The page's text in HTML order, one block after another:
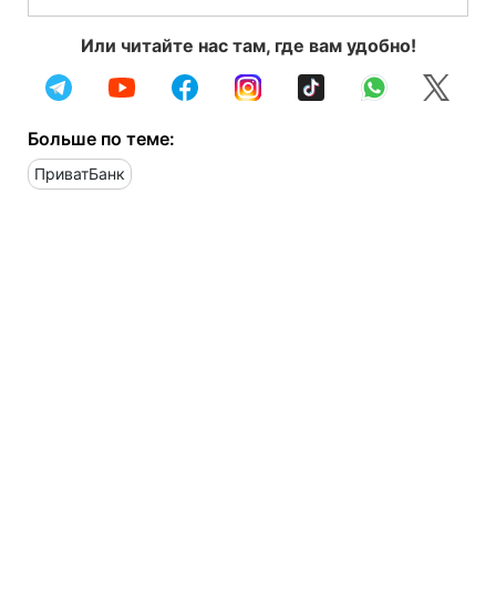
Или читайте нас там, где вам удобно!
Больше по теме:
ПриватБанк